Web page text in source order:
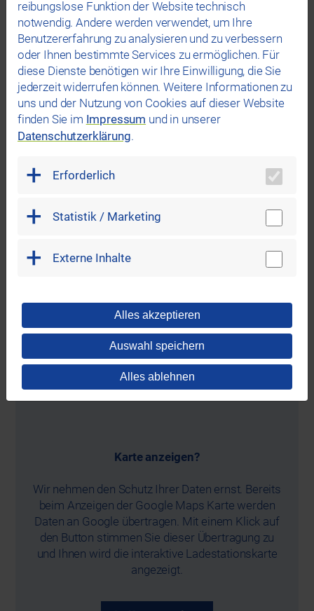
* Die Blockadegebühr wird an verschiedenen
Ladestationen im Regensburger Stadtgebiet erhoben.
Die betreffenden Ladetastionen sind in der
Beschreibung
unterStandorte Ladestationen entsprechend
gekennzeichnet.
unsere REWAG-Ladestationen
Unser dichtes Netz mit rund 500 Ladestationen ist in
Ladesäulenfindern im Internet, z.B.Ladeatlas-Bayern
Goingelectric.deverzeichnet.
Im Folgenden finden Sie eine Übersicht mit allen
REWAG-Ladestationen.
Karte anzeigen?
Wir nehmen den Schutz Ihrer Daten ernst. Bereits
beim Anzeigen der Google Maps Karte werden
Daten an Google übertragen. Mit einem Klick auf
den Button stimmen Sie dieser Übertragung zu
und Ihnen wird die interaktive Ladestationskarte
angezeigt.
reibungslose Funktion der Website technisch
notwendig. Andere werden verwendet, um Ihre
Benutzererfahrung zu analysieren und zu verbessern
oder Ihnen bestimmte Services zu ermöglichen. Für
diese Dienste benötigen wir Ihre Einwilligung, die Sie
jederzeit widerrufen können. Weitere Informationen zu
uns und der Nutzung von Cookies auf dieser Website
finden Sie im Impressum und in unserer
Datenschutzerklärung.
Erforderlich
Statistik / Marketing
Externe Inhalte
Alles akzeptieren
Auswahl speichern
Alles ablehnen